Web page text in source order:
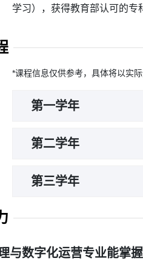
学习），获得教育部认可的专
*课程信息仅供参考，具体将以实际
第一学年
课程包括职业礼仪、酒
第二学年
课程包括宴会设计与服务
第三学年
与数字化运营专业能掌握